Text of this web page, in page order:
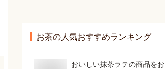
お茶の人気おすすめランキング
おいしい抹茶ラテの商品をお